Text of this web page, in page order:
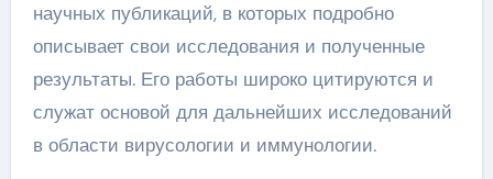
научных публикаций, в которых подробно
описывает свои исследования и полученные
результаты. Его работы широко цитируются и
служат основой для дальнейших исследований
в области вирусологии и иммунологии.